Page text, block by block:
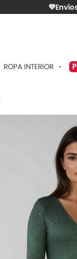
ROPA INTERIOR
PANTIES
CAMISETAS
ACCESORIOS
LO MÁS VENDIDO
MATERNIDAD